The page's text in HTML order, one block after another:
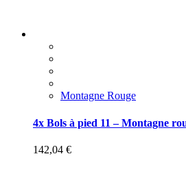
Montagne Rouge
4x Bols à pied 11 – Montagne
142,04 €